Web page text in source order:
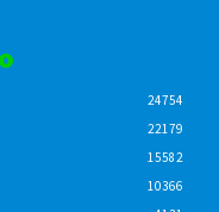
24754
22179
15582
10366